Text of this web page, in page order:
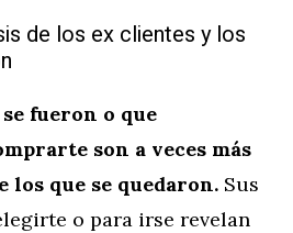
de los ex clientes y los
fueron o que
son a veces más
que se quedaron. Sus
o para irse revelan